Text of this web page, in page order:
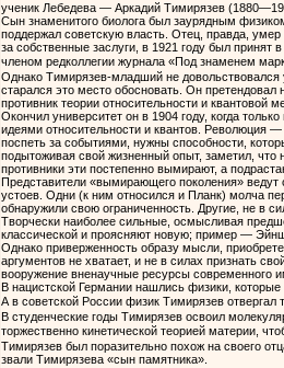
ученик Лебедева — Аркадий Тимирязев
Сын знаменитого биолога был заурядным
поддержал советскую власть. Отец, правда,
за собственные заслуги, в 1921 году был
членом редколлегии журнала «Под знаменем
Однако Тимирязев-младший не довольствовался
старался это место обосновать. Он претендовал
противник теории относительности и квантовой
Окончил университет он в 1904 году, когда
идеями относительности и квантов. Революция
поспеть за событиями, нужны способности,
подытоживая свой жизненный опыт, заметил, что
противники эти постепенно вымирают, а
Представители «вымирающего поколения»
устоев. Одни (к ним относился и Планк) молча
обнаружили свою ограниченность. Другие, не в
Творчески наиболее сильные, осмысливая
классической и проясняют новую; пример —
Однако приверженность образу мысли,
аргументов не хватает, и не в силах признать
вооружение вненаучные ресурсы современного
В нацистской Германии нашлись физики, которые
А в советской России физик Тимирязев отвергал
В студенческие годы Тимирязев освоил
торжественно кинетической теорией материи,
Тимирязев был поразительно похож на своего
звали Тимирязева «сын памятника».